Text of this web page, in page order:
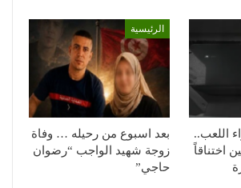
اللعب..
اختناقاً
الرئيسية
بعد اسبوع من رحيله … وفاة
زوجة شهيد الواجب “رضوان
حاجي”